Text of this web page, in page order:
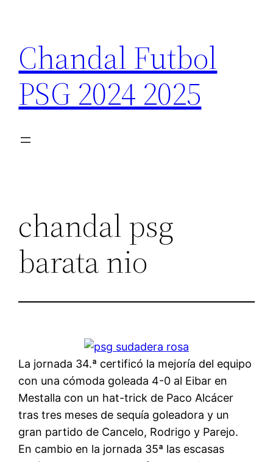
contenido
Chandal Futbol
PSG 2024 2025
chandal psg
barata nio
La jornada 34.ª certificó la mejoría del equipo
con una cómoda goleada 4-0 al Eibar en
Mestalla con un hat-trick de Paco Alcácer
tras tres meses de sequía goleadora y un
gran partido de Cancelo, Rodrigo y Parejo.
En cambio en la jornada 35ª las escasas